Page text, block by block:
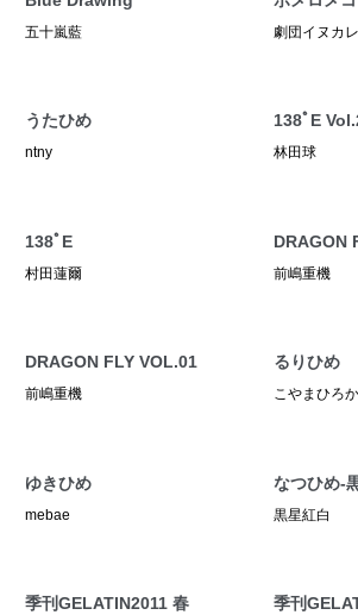
プ
五十嵐藍 劇団イヌカ
うたひめ
ntny
138ﾟE
林田球
138ﾟE
村田蓮爾
DRAGON
前嶋重機
DRAGON FLY VOL.01
前嶋重機
るりひめ
こやまひろ
ゆきひめ
mebae
なつひめ-
黒星紅白
季刊GELATIN2011 春 季刊